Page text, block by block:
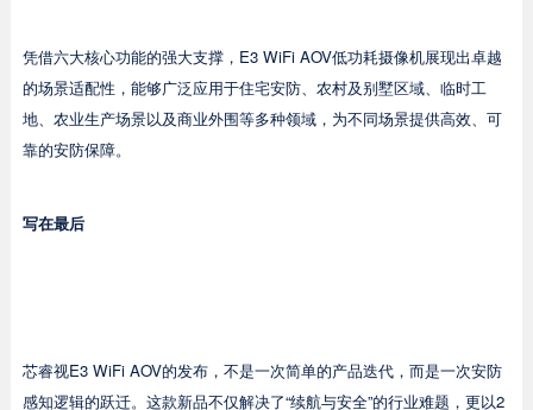
凭借六大核心功能的强大支撑，E3 WiFi AOV低功耗摄像机展现出卓越
的场景适配性，能够广泛应用于住宅安防、农村及别墅区域、临时工
地、农业生产场景以及商业外围等多种领域，为不同场景提供高效、可
靠的安防保障。
写在最后
芯睿视E3 WiFi AOV的发布，不是一次简单的产品迭代，而是一次安防
感知逻辑的跃迁。这款新品不仅解决了“续航与安全”的行业难题，更以2